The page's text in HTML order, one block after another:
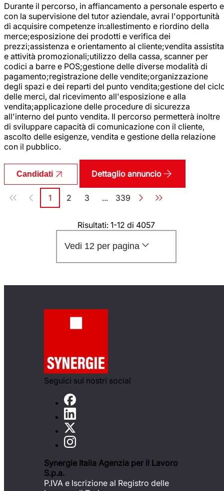
Durante il percorso, in affiancamento a personale esperto e
con la supervisione del tutor aziendale, avrai l'opportunità
di acquisire competenze in:allestimento e riordino della
merce;esposizione dei prodotti e verifica dei
prezzi;assistenza e orientamento al cliente;vendita assistita
e attività promozionali;utilizzo della cassa, scanner per
codici a barre e POS;gestione delle diverse modalità di
pagamento;registrazione delle vendite;organizzazione
degli spazi e dei reparti del punto vendita;gestione del
delle merci, dal ricevimento all'esposizione e alla
vendita;applicazione delle procedure di sicurezza
all'interno del punto vendita. Il percorso permetterà inoltre
di sviluppare capacità di comunicazione con il cliente,
ascolto delle esigenze, vendita e gestione della relazione
con il pubblico.
Candidati Dettaglio annuncio
Paginazione
Pagina
1 Pagina
2 Pagina
3 ... Pagina
339
Risultati: 1-12 di 4057
Vedi 12 per pagina
Seguici sui nostri social
Synergie Italia Agenzia per il Lavoro
S.p.a.
P.IVA e Iscrizione al Registro delle